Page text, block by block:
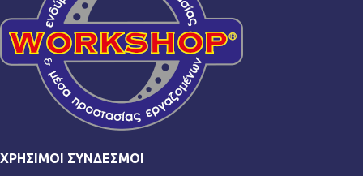
ΧΡΉΣΙΜΟΙ ΣΎΝΔΕΣΜΟΙ